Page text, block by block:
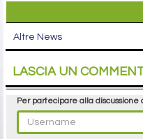
Altre News
LASCIA UN
Per partecipare alla